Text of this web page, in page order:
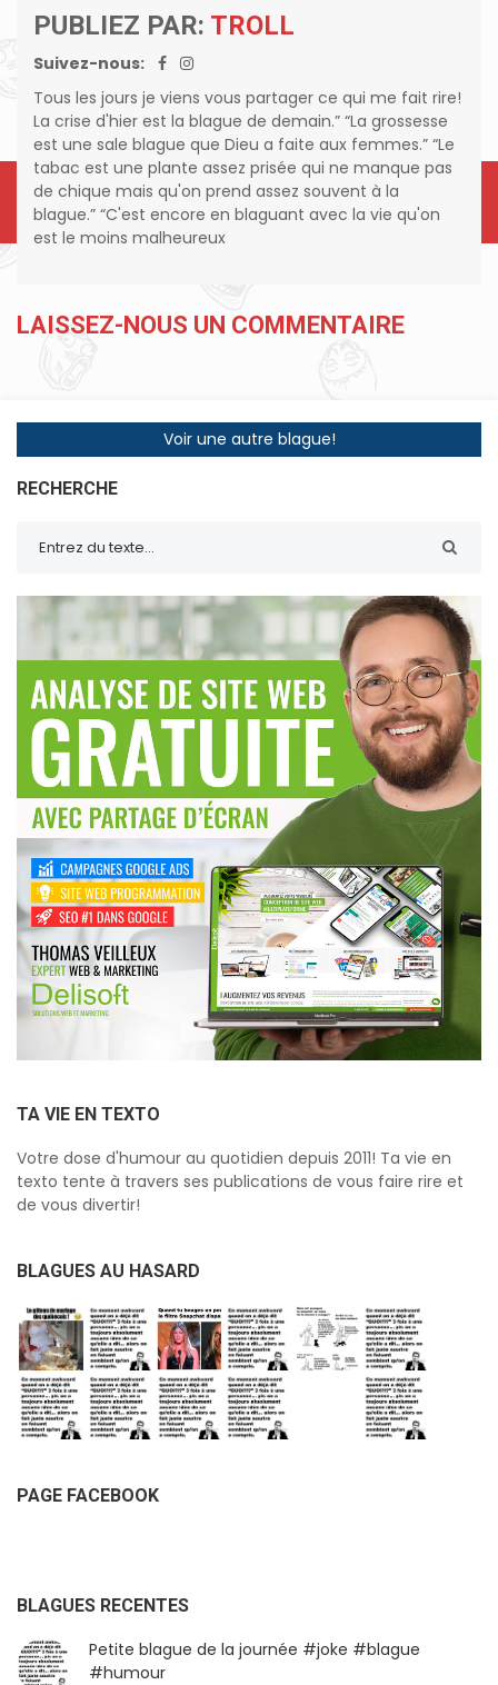
PUBLIEZ PAR: TROLL
Suivez-nous:
Tous les jours je viens vous partager ce qui me fait rire!
La crise d'hier est la blague de demain.” “La grossesse
est une sale blague que Dieu a faite aux femmes.” “Le
tabac est une plante assez prisée qui ne manque pas
de chique mais qu'on prend assez souvent à la
blague.” “C'est encore en blaguant avec la vie qu'on
est le moins malheureux
LAISSEZ-NOUS UN COMMENTAIRE
Voir une autre blague!
RECHERCHE
TA VIE EN TEXTO
Votre dose d'humour au quotidien depuis 2011! Ta vie en
texto tente à travers ses publications de vous faire rire et
de vous divertir!
BLAGUES AU HASARD
PAGE FACEBOOK
BLAGUES RECENTES
Petite blague de la journée #joke #blague
#humour